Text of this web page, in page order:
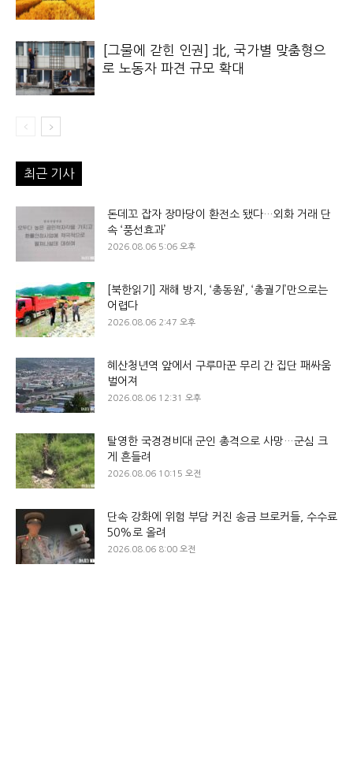
[그물에 갇힌 인권] 北, 국가별 맞춤형으
로 노동자 파견 규모 확대
최근 기사
돈데꼬 잡자 장마당이 환전소 됐다…외화 거래 단
속 ‘풍선효과’
2026.08.06 5:06 오후
[북한읽기] 재해 방지, ‘총동원’, ‘총궐기’만으로는
어렵다
2026.08.06 2:47 오후
혜산청년역 앞에서 구루마꾼 무리 간 집단 패싸움
벌어져
2026.08.06 12:31 오후
탈영한 국경경비대 군인 총격으로 사망…군심 크
게 흔들려
2026.08.06 10:15 오전
단속 강화에 위험 부담 커진 송금 브로커들, 수수료
50%로 올려
2026.08.06 8:00 오전